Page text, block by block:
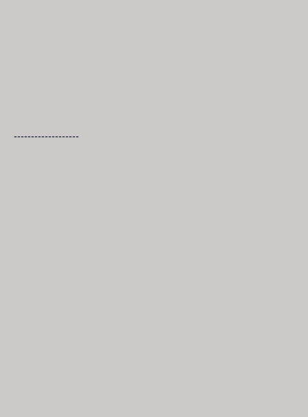
-------------------